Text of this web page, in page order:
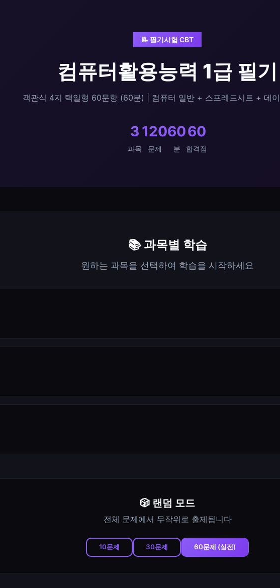
📝 필기시험 CBT
컴퓨터활용능력 1급 필기
객관식 4지 택일형 60문항 (60분) | 컴퓨터 일반 + 스프레드시트 + 데
3
과목
120
문제
60
분
60
합격점
📚 과목별 학습
원하는 과목을 선택하여 학습을 시작하세요
🎲 랜덤 모드
전체 문제에서 무작위로 출제됩니다
10문제 30문제 60문제 (실전)